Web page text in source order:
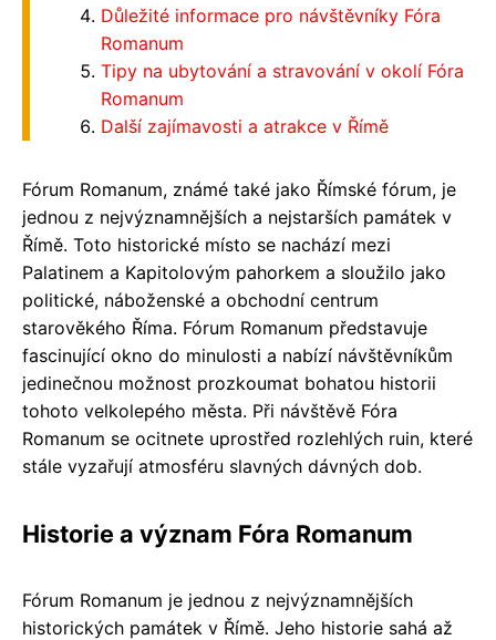
Důležité informace pro návštěvníky Fóra
Romanum
Tipy na ubytování a stravování v okolí Fóra
Romanum
Další zajímavosti a atrakce v Římě
Fórum Romanum, známé také jako Římské fórum, je
jednou z nejvýznamnějších a nejstarších památek v
Římě. Toto historické místo se nachází mezi
Palatinem a Kapitolovým pahorkem a sloužilo jako
politické, náboženské a obchodní centrum
starověkého Říma. Fórum Romanum představuje
fascinující okno do minulosti a nabízí návštěvníkům
jedinečnou možnost prozkoumat bohatou historii
tohoto velkolepého města. Při návštěvě Fóra
Romanum se ocitnete uprostřed rozlehlých ruin, které
stále vyzařují atmosféru slavných dávných dob.
Historie a význam Fóra Romanum
Fórum Romanum je jednou z nejvýznamnějších
historických památek v Římě. Jeho historie sahá až